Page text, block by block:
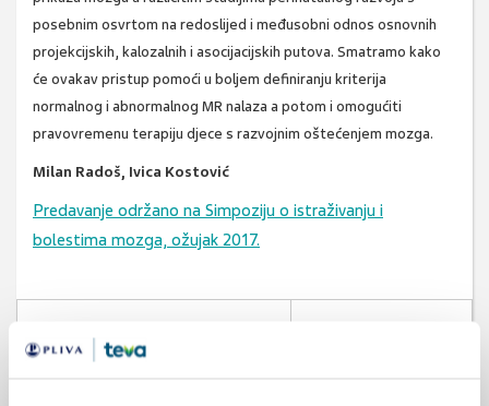
posebnim osvrtom na redoslijed i međusobni odnos osnovnih
projekcijskih, kalozalnih i asocijacijskih putova. Smatramo kako
će ovakav pristup pomoći u boljem definiranju kriterija
normalnog i abnormalnog MR nalaza a potom i omogućiti
pravovremenu terapiju djece s razvojnim oštećenjem mozga.
Milan Radoš, Ivica Kostović
Predavanje održano na Simpoziju o istraživanju i
bolestima mozga, ožujak 2017.
razvoj mozga